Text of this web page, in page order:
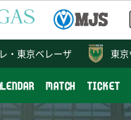
東
MATCH TICKET
・ 東京ベレーザ